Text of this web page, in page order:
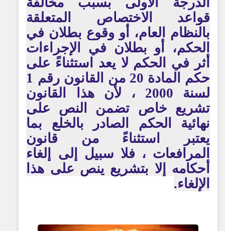
قواعد الاختصاص المتعلقة
بالنظام العام، أو وقوع بطلان في
الحكم، أو بطلان في الإجراءات
أثر في الحكم لا يعد استثناءً على
حكم المادة 20 من القانون رقم 1
لسنة 2000 ، لأن هذا القانون
تشريع خاص تضمن النص على
نهائية الحكم الصادر بالخلع بما
يعتبر استثناءً من قانون
المرافعات ، فلا سبيل إلى إلغاء
أحكامه إلا بتشريع ينص على هذا
الإلغاء.